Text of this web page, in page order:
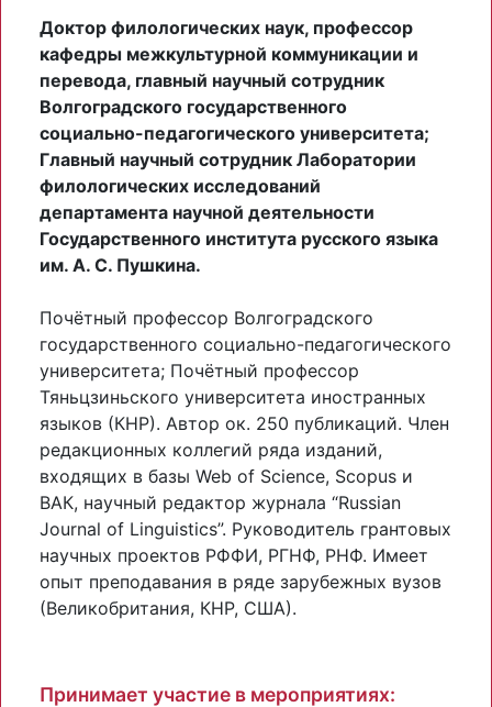
Доктор филологических наук, профессор
кафедры межкультурной коммуникации и
перевода, главный научный сотрудник
Волгоградского государственного
социально-педагогического университета;
Главный научный сотрудник Лаборатории
филологических исследований
департамента научной деятельности
Государственного института русского языка
им. А. С. Пушкина.
Почётный профессор Волгоградского
государственного социально-педагогического
университета; Почётный профессор
Тяньцзиньского университета иностранных
языков (КНР). Автор ок. 250 публикаций. Член
редакционных коллегий ряда изданий,
входящих в базы Web of Science, Scopus и
ВАК, научный редактор журнала “Russian
Journal of Linguistics”. Руководитель грантовых
научных проектов РФФИ, РГНФ, РНФ. Имеет
опыт преподавания в ряде зарубежных вузов
(Великобритания, КНР, США).
Принимает участие в мероприятиях: